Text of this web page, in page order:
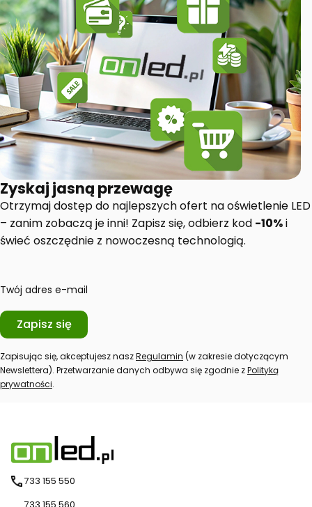
Zyskaj jasną przewagę
Otrzymaj dostęp do najlepszych ofert na oświetlenie LED
– zanim zobaczą je inni! Zapisz się, odbierz kod -10%i
świeć oszczędnie z nowoczesną technologią.
Twój adres e-mail
Zapisz się
Zapisując się, akceptujesz naszRegulamin (w zakresie dotyczącym
Newslettera). Przetwarzanie danych odbywa się zgodnie zPolityką
prywatności.
733 155 550
733 155 560